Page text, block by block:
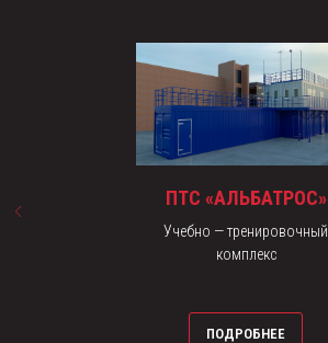
ПТС «АЛЬБАТРОС»
Учебно — тренировочный
комплекс
ПОДРОБНЕЕ